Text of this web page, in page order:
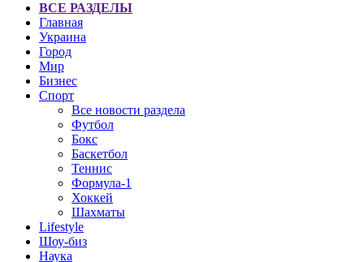
ВСЕ РАЗДЕЛЫ
Главная
Украина
Город
Мир
Бизнес
Спорт
Все новости раздела
Футбол
Бокс
Баскетбол
Теннис
Формула-1
Хоккей
Шахматы
Lifestyle
Шоу-биз
Наука